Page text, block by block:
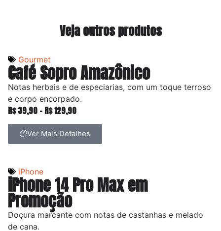
Veja outros produtos
Gourmet
Café Sopro Amazônico
Notas herbais e de especiarias, com um toque terroso
e corpo encorpado.
R$39,90 – R$129,90
Ver Mais Detalhes
iPhone
iPhone 14 Pro Max em
Promoção
Doçura marcante com notas de castanhas e melado
de cana.